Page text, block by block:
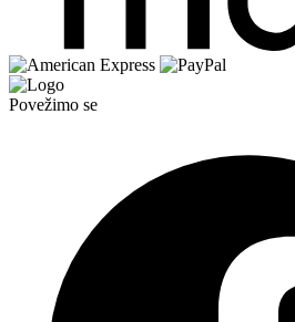
Povežimo se